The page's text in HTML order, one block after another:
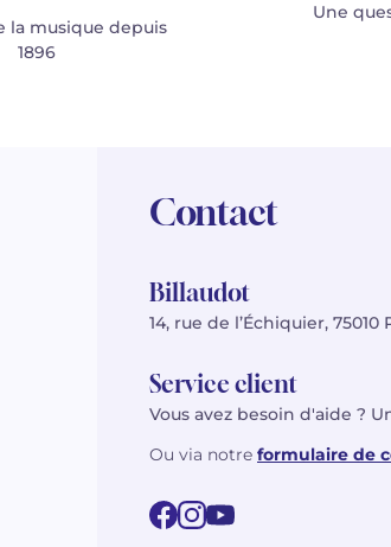
la musique depuis
1896
Une
Contact
Billaudot
14, rue de l’Échiquier, 75010
Service client
Vous avez besoin d'aide ?
Ou via notre formulaire de